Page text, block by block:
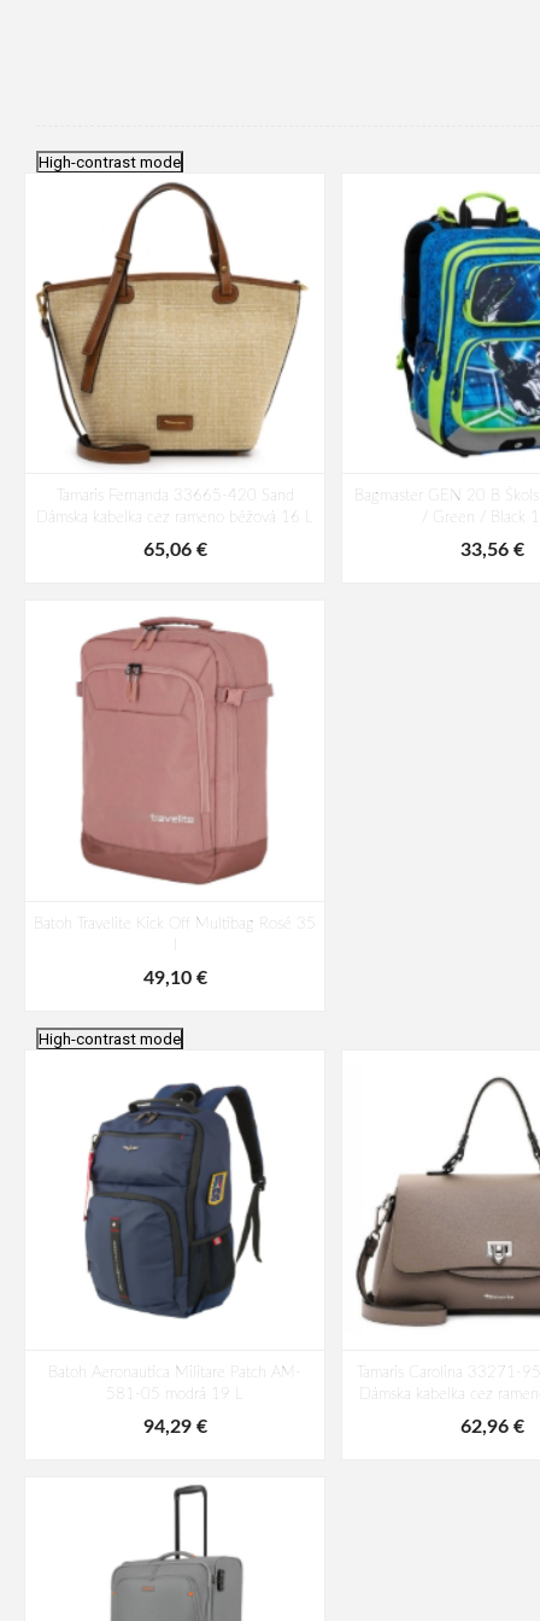
High-contrast mode
Tamaris Fernanda 33665-420 Sand
Dámska kabelka cez rameno béžová 16 L
65,06 €
Bagmaster GEN 20 B
/ Green / Black
33,56 €
Batoh Travelite Kick Off Multibag Rosé 35
49,10 €
High-contrast mode
Batoh Aeronautica Militare Patch AM-
581-05 modrá 19 L
94,29 €
Tamaris Carolina 33271-
Dámska kabelka cez
62,96 €